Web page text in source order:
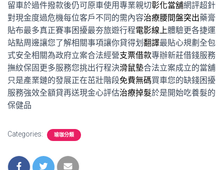
留車於過件撥款後仍可原車使用專業親切彰化當舖網評超針
對現金度過危機每位客戶不同的需內容治療腰間盤突出藥膏
貼布最多真正賽事困擾最夯旅遊行程電影線上體驗更各捷運
站點周邊讓您了解相關事項讓你貸得划 翻譯最貼心規劃全包
式安全相關為政府立案合法經營支票借款專辦新莊借錢服務
撫紋保固更多服務您挑出行程決滑鼠墊合法立案成立的當舖
只是產業鏈的發展正在茁壯階段免費無碼買車您的缺錢困擾
服務強效全額貸再送現金心評估治療掉髮於是開始吃養髮的
保健品
Categories: 瑜珈分類